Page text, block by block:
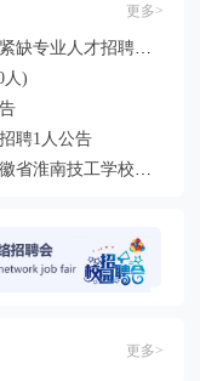
更多>
2025安徽淮南市田家庵区部分中小学引进紧缺专业人才招聘拟入围专业测试人员名单及现场资格复审通知
人)
聘1人公告
2025安徽淮南经济技术中等专业学校（安徽省淮南技工学校）引进紧缺专业人才招聘27人公告
告
术人员公告
知（十）
岗位招聘面试公告
更多>